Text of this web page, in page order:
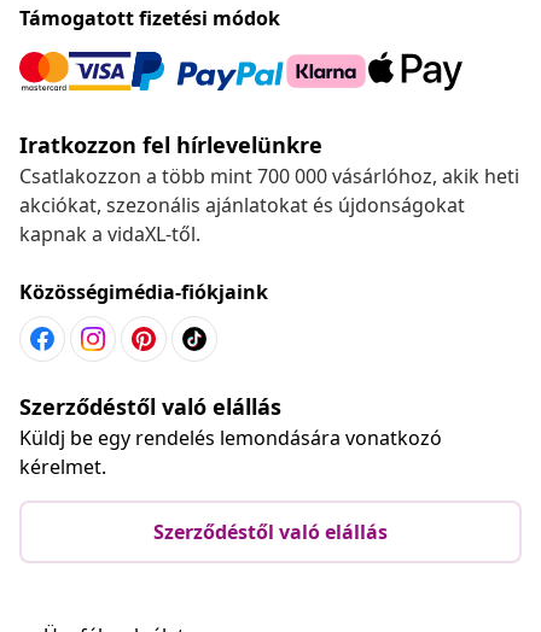
Támogatott fizetési módok
Iratkozzon fel hírlevelünkre
Csatlakozzon a több mint 700 000 vásárlóhoz, akik heti
akciókat, szezonális ajánlatokat és újdonságokat
kapnak a vidaXL-től.
Közösségimédia-fiókjaink
Szerződéstől való elállás
Küldj be egy rendelés lemondására vonatkozó
kérelmet.
Szerződéstől való elállás